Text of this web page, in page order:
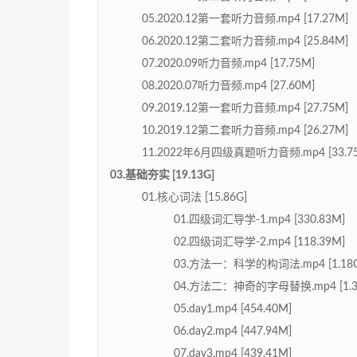
05.2020.12第一套听力音频.mp4 [17.27M]
06.2020.12第二套听力音频.mp4 [25.84M]
07.2020.09听力音频.mp4 [17.75M]
08.2020.07听力音频.mp4 [27.60M]
09.2019.12第一套听力音频.mp4 [27.75M]
10.2019.12第二套听力音频.mp4 [26.27M]
11.2022年6月四级真题听力音频.mp4
03.基础夯实 [19.13G]
01.核心词法 [15.86G]
01.四级词汇导学-1.mp4 [330.83M]
02.四级词汇导学-2.mp4 [118.39M]
03.方法一：科学的构词法.mp4
04.方法二：神奇的字母替换.mp4
05.day1.mp4 [454.40M]
06.day2.mp4 [447.94M]
07.day3.mp4 [439.41M]